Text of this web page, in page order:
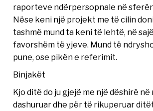
raporteve ndërpersopnale në
Nëse keni një projekt me të cilin
tashmë mund ta keni të lehtë, në
favorshëm të yjeve. Mund të
pune, ose pikën e referimit.
Binjakët
Kjo ditë do ju gjejë me një dëshirë
dashuruar dhe për të rikuperuar